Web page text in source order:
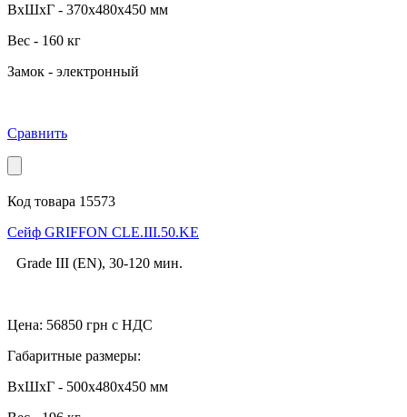
ВхШхГ - 370x480x450 мм
Вес - 160 кг
Замок - электронный
Сравнить
Код товара 15573
Cейф GRIFFON CLE.III.50.KE
Grade III (EN), 30-120 мин.
Цена: 56850 грн с НДС
Габаритные размеры:
ВхШхГ - 500x480x450 мм